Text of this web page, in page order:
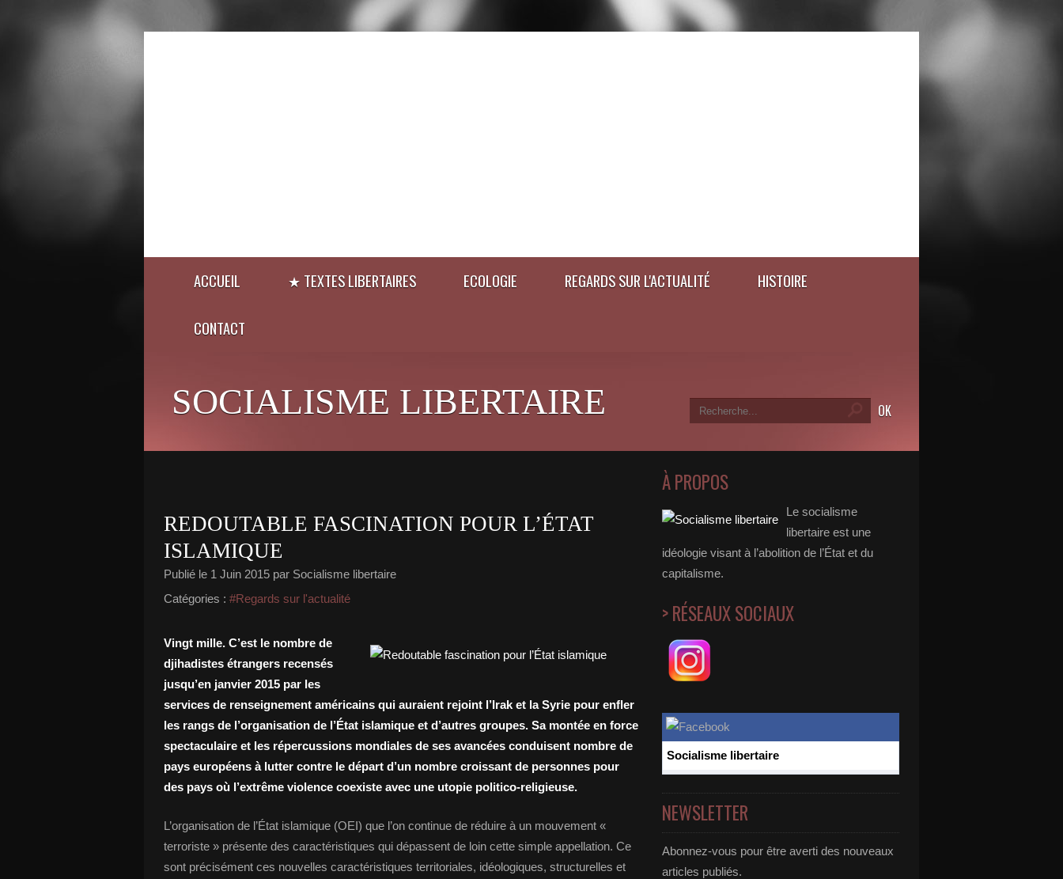
ACCUEIL ★ TEXTES LIBERTAIRES ECOLOGIE REGARDS SUR L'ACTUALITÉ HISTOIRE
CONTACT
SOCIALISME LIBERTAIRE
REDOUTABLE FASCINATION POUR L’ÉTAT
ISLAMIQUE
Publié le 1 Juin 2015 par Socialisme libertaire
Catégories : #Regards sur l'actualité
Vingt mille. C’est le nombre de
djihadistes étrangers recensés
jusqu’en janvier 2015 par les
services de renseignement américains qui auraient rejoint l’Irak et la Syrie pour enfler
les rangs de l’organisation de l’État islamique et d’autres groupes. Sa montée en force
spectaculaire et les répercussions mondiales de ses avancées conduisent nombre de
pays européens à lutter contre le départ d’un nombre croissant de personnes pour
des pays où l’extrême violence coexiste avec une utopie politico-religieuse.
L’organisation de l’État islamique (OEI) que l’on continue de réduire à un mouvement «
terroriste » présente des caractéristiques qui dépassent de loin cette simple appellation. Ce
sont précisément ces nouvelles caractéristiques territoriales, idéologiques, structurelles et
À PROPOS
Le socialisme
libertaire est une
idéologie visant à l’abolition de l’État et du
capitalisme.
> RÉSEAUX SOCIAUX
Socialisme libertaire
NEWSLETTER
Abonnez-vous pour être averti des nouveaux
articles publiés.